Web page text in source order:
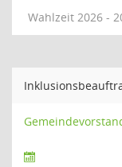
Wahlzeit 2026 -